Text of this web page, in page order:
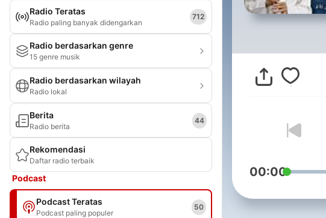
Radio Teratas
Radio paling banyak didengarkan
712
Radio berdasarkan genre
15 genre musik
Radio berdasarkan wilayah
Radio lokal
Berita
Radio berita
44
Rekomendasi
Daftar radio terbaik
Podcast
Podcast Teratas
Podcast paling populer
50
00:00